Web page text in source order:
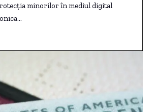
minorilor în mediul digital